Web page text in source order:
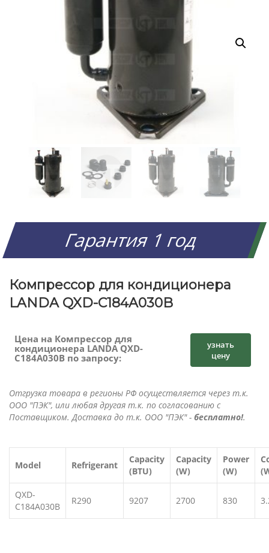
Гарантия 1 год
Компрессор для кондиционера
LANDA QXD-C184A030B
Цена на Компрессор для
кондиционера LANDA QXD-
C184A030B по запросу:
узнать
цену
Отгрузка товара в регионы РФ осуществляется через т.к.
ООО "ПЭК", или любая другая т.к. по согласованию с
Поставщиком. Доставка до т.к. ООО "ПЭК" - бесплатно!.
Model Refrigerant
Capacity
(BTU)
Capacity
(W)
Power
(W)
QXD-
C184A030B
R290 9207 2700 830